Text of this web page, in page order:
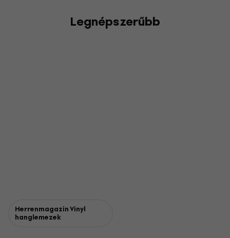
Legnépszerűbb
Herrenmagazin Vinyl
hanglemezek